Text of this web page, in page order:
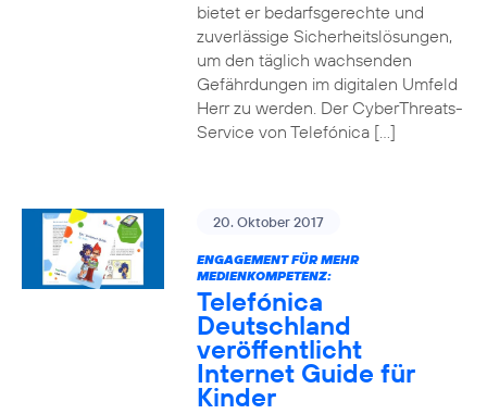
bietet er bedarfsgerechte und
zuverlässige Sicherheitslösungen,
um den täglich wachsenden
Gefährdungen im digitalen Umfeld
Herr zu werden. Der CyberThreats-
Service von Telefónica […]
20. Oktober 2017
ENGAGEMENT FÜR MEHR
MEDIENKOMPETENZ:
Telefónica
Deutschland
veröffentlicht
Internet Guide für
Kinder